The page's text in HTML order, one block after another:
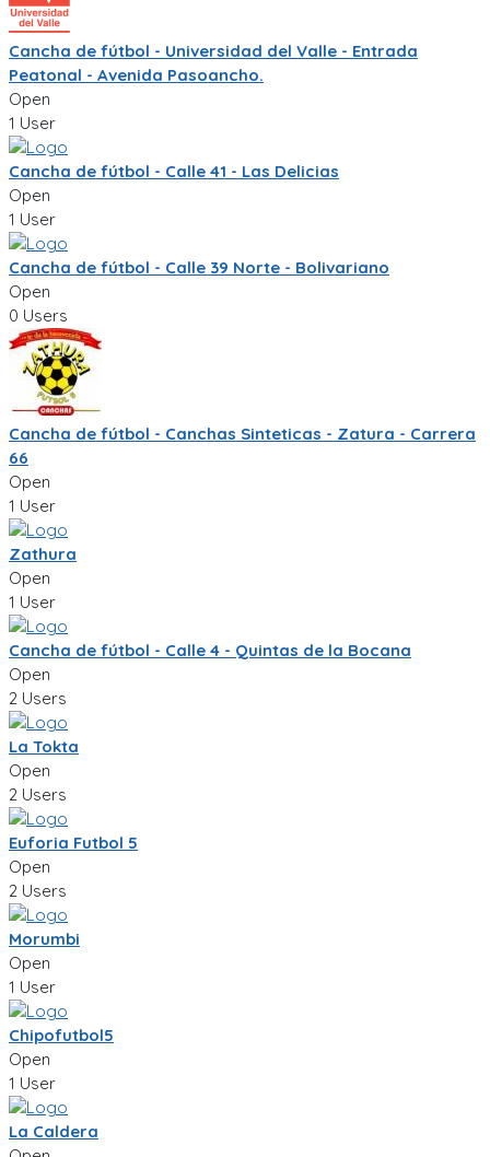
Cancha de fútbol - Universidad del Valle - Entrada
Peatonal - Avenida Pasoancho.
Open
1 User
Cancha de fútbol - Calle 41 - Las Delicias
Open
1 User
Cancha de fútbol - Calle 39 Norte - Bolivariano
Open
0 Users
Cancha de fútbol - Canchas Sinteticas - Zatura - Carrera
66
Open
1 User
Zathura
Open
1 User
Cancha de fútbol - Calle 4 - Quintas de la Bocana
Open
2 Users
La Tokta
Open
2 Users
Euforia Futbol 5
Open
2 Users
Morumbi
Open
1 User
Chipofutbol5
Open
1 User
La Caldera